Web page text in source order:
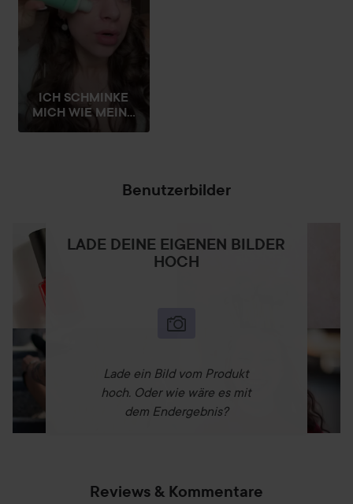
ICH SCHMINKE
MICH WIE MEIN...
Benutzerbilder
LADE DEINE EIGENEN BILDER
HOCH
Lade ein Bild vom Produkt
hoch. Oder wie wäre es mit
dem Endergebnis?
Reviews & Kommentare